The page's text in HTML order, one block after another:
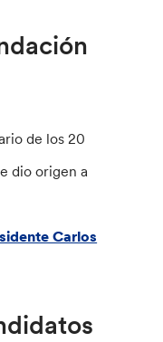
de los 20
dio origen a
Carlos